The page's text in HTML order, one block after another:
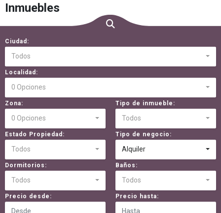
Inmuebles
Ciudad:
Todos
Localidad:
0 Opciones
Zona:
0 Opciones
Tipo de inmueble:
Todos
Estado Propiedad:
Todos
Tipo de negocio:
Alquiler
Dormitorios:
Todos
Baños:
Todos
Precio desde: Precio hasta: